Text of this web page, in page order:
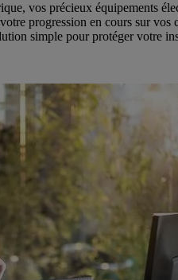
vos précieux équipements
progression en cours sur
simple pour protéger votre